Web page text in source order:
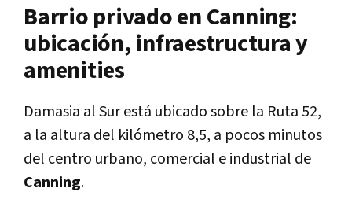
Barrio privado en Canning:
ubicación, infraestructura y
amenities
Damasia al Sur está ubicado sobre la Ruta 52,
a la altura del kilómetro 8,5, a pocos minutos
del centro urbano, comercial e industrial de
Canning.